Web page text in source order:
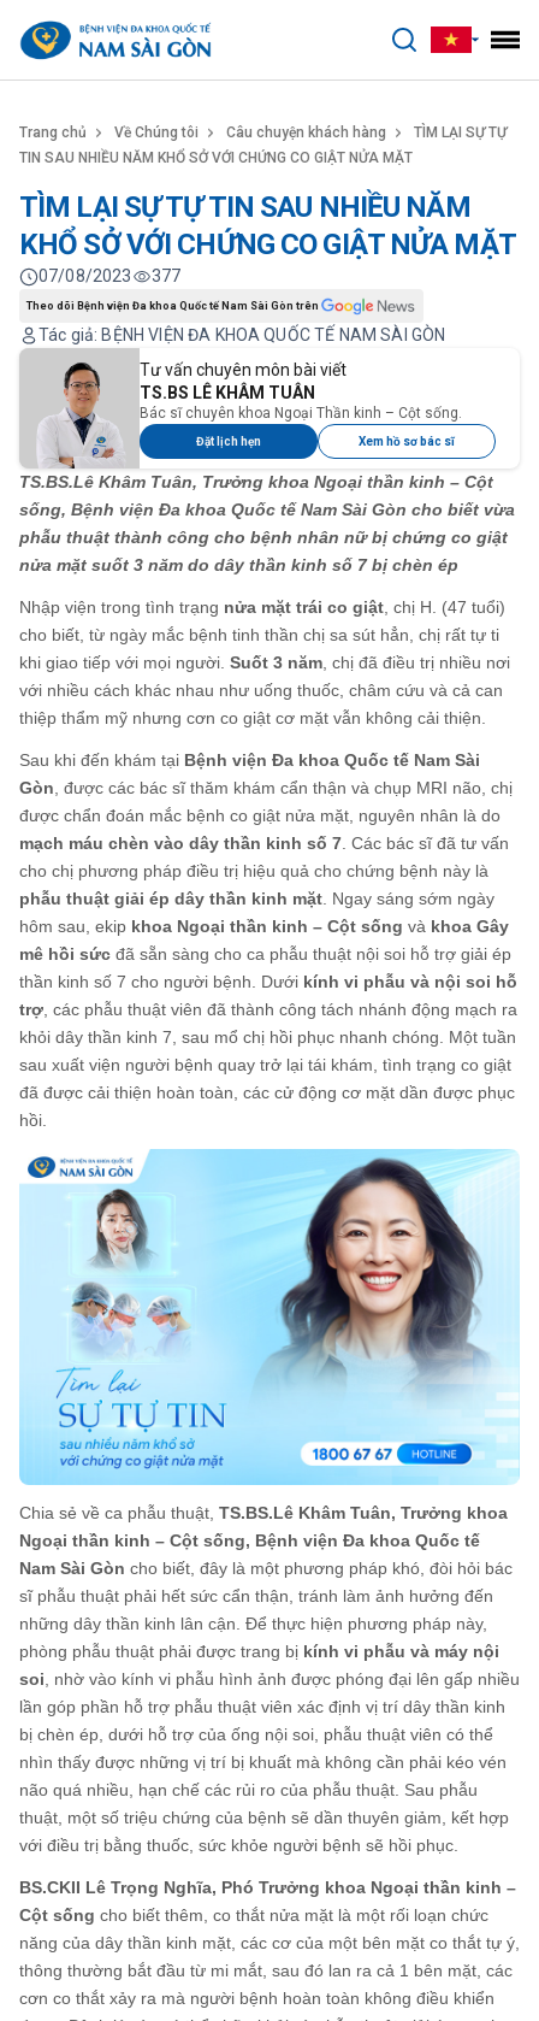
Trang chủ Về Chúng tôi Câu chuyện khách hàng
TÌM LẠI SỰ TỰ
TIN SAU NHIỀU NĂM KHỔ SỞ VỚI CHỨNG CO GIẬT NỬA MẶT
TÌM LẠI SỰ TỰ TIN SAU NHIỀU NĂM
KHỔ SỞ VỚI CHỨNG CO GIẬT NỬA MẶT
Tác giả: BỆNH VIỆN ĐA KHOA QUỐC TẾ NAM SÀI GÒN
07/08/2023 377
Theo dõi Bệnh viện Đa khoa Quốc tế Nam Sài Gòn trên
Tư vấn chuyên môn bài viết
TS.BS LÊ KHÂM TUÂN
Bác sĩ chuyên khoa Ngoại Thần kinh – Cột sống.
Đặt lịch hẹn Xem hồ sơ bác sĩ
TS.BS.Lê Khâm Tuân, Trưởng khoa Ngoại thần kinh – Cột
sống, Bệnh viện Đa khoa Quốc tế Nam Sài Gòn cho biết vừa
phẫu thuật thành công cho bệnh nhân nữ bị chứng co giật
nửa mặt suốt 3 năm do dây thần kinh số 7 bị chèn ép
Nhập viện trong tình trạng nửa mặt trái co giật , chị H. (47 tuổi)
cho biết, từ ngày mắc bệnh tinh thần chị sa sút hẳn, chị rất tự ti
khi giao tiếp với mọi người. Suốt 3 năm , chị đã điều trị nhiều nơi
với nhiều cách khác nhau như uống thuốc, châm cứu và cả can
thiệp thẩm mỹ nhưng cơn co giật cơ mặt vẫn không cải thiện.
Sau khi đến khám tại Bệnh viện Đa khoa Quốc tế Nam Sài
Gòn , được các bác sĩ thăm khám cẩn thận và chụp MRI não, chị
được chẩn đoán mắc bệnh co giật nửa mặt, nguyên nhân là do
mạch máu chèn vào dây thần kinh số 7 . Các bác sĩ đã tư vấn
cho chị phương pháp điều trị hiệu quả cho chứng bệnh này là
phẫu thuật giải ép dây thần kinh mặt . Ngay sáng sớm ngày
hôm sau, ekip khoa Ngoại thần kinh – Cột sống và khoa Gây
mê hồi sức đã sẵn sàng cho ca phẫu thuật nội soi hỗ trợ giải ép
thần kinh số 7 cho người bệnh. Dưới kính vi phẫu và nội soi hỗ
trợ , các phẫu thuật viên đã thành công tách nhánh động mạch ra
khỏi dây thần kinh 7, sau mổ chị hồi phục nhanh chóng. Một tuần
sau xuất viện người bệnh quay trở lại tái khám, tình trạng co giật
đã được cải thiện hoàn toàn, các cử động cơ mặt dần được phục
hồi.
Chia sẻ về ca phẫu thuật, TS.BS.Lê Khâm Tuân, Trưởng khoa
Ngoại thần kinh – Cột sống, Bệnh viện Đa khoa Quốc tế
Nam Sài Gòn cho biết, đây là một phương pháp khó, đòi hỏi bác
sĩ phẫu thuật phải hết sức cẩn thận, tránh làm ảnh hưởng đến
những dây thần kinh lân cận. Để thực hiện phương pháp này,
phòng phẫu thuật phải được trang bị kính vi phẫu và máy nội
soi , nhờ vào kính vi phẫu hình ảnh được phóng đại lên gấp nhiều
lần góp phần hỗ trợ phẫu thuật viên xác định vị trí dây thần kinh
bị chèn ép, dưới hỗ trợ của ống nội soi, phẫu thuật viên có thể
nhìn thấy được những vị trí bị khuất mà không cần phải kéo vén
não quá nhiều, hạn chế các rủi ro của phẫu thuật. Sau phẫu
thuật, một số triệu chứng của bệnh sẽ dần thuyên giảm, kết hợp
với điều trị bằng thuốc, sức khỏe người bệnh sẽ hồi phục.
BS.CKII Lê Trọng Nghĩa, Phó Trưởng khoa Ngoại thần kinh –
Cột sống cho biết thêm, co thắt nửa mặt là một rối loạn chức
năng của dây thần kinh mặt, các cơ của một bên mặt co thắt tự ý,
thông thường bắt đầu từ mi mắt, sau đó lan ra cả 1 bên mặt, các
cơn co thắt xảy ra mà người bệnh hoàn toàn không điều khiển